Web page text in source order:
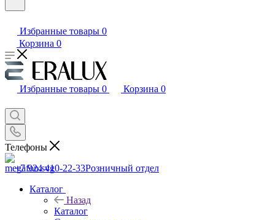
Избранные товары 0
Корзина 0
Избранные товары 0 Корзина 0
Телефоны
+7 924 410-22-33Розничный отдел
Каталог
Назад
Каталог